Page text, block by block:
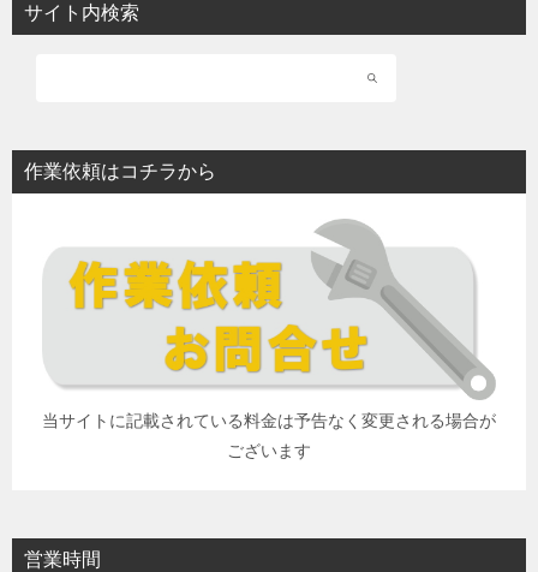
サイト内検索
作業依頼はコチラから
当サイトに記載されている料金は予告なく変更される場合が
ございます
営業時間